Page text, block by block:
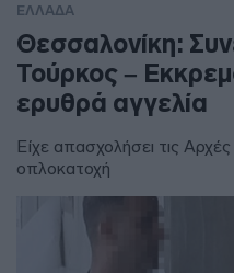
ΕΛΛΑΔΑ
Θεσσαλονίκη:
Τούρκος –
ερυθρά αγγελία
Είχε απασχολήσει τις
οπλοκατοχή